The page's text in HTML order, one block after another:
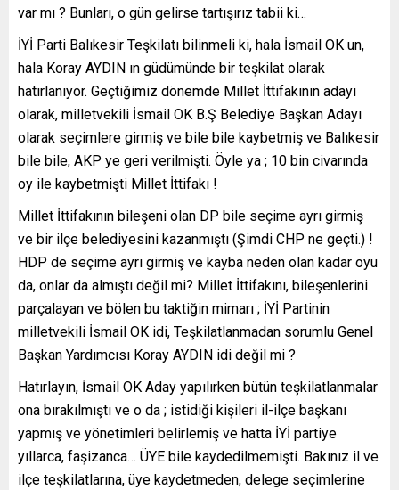
var mı ? Bunları, o gün gelirse tartışırız tabii ki…
İYİ Parti Balıkesir Teşkilatı bilinmeli ki, hala İsmail OK un,
hala Koray AYDIN ın güdümünde bir teşkilat olarak
hatırlanıyor. Geçtiğimiz dönemde Millet İttifakının adayı
olarak, milletvekili İsmail OK B.Ş Belediye Başkan Adayı
olarak seçimlere girmiş ve bile bile kaybetmiş ve Balıkesir
bile bile, AKP ye geri verilmişti. Öyle ya ; 10 bin civarında
oy ile kaybetmişti Millet İttifakı !
Millet İttifakının bileşeni olan DP bile seçime ayrı girmiş
ve bir ilçe belediyesini kazanmıştı (Şimdi CHP ne geçti.) !
HDP de seçime ayrı girmiş ve kayba neden olan kadar oyu
da, onlar da almıştı değil mi? Millet İttifakını, bileşenlerini
parçalayan ve bölen bu taktiğin mimarı ; İYİ Partinin
milletvekili İsmail OK idi, Teşkilatlanmadan sorumlu Genel
Başkan Yardımcısı Koray AYDIN idi değil mi ?
Hatırlayın, İsmail OK Aday yapılırken bütün teşkilatlanmalar
ona bırakılmıştı ve o da ; istidiği kişileri il-ilçe başkanı
yapmış ve yönetimleri belirlemiş ve hatta İYİ partiye
yıllarca, faşizanca… ÜYE bile kaydedilmemişti. Bakınız il ve
ilçe teşkilatlarına, üye kaydetmeden, delege seçimlerine